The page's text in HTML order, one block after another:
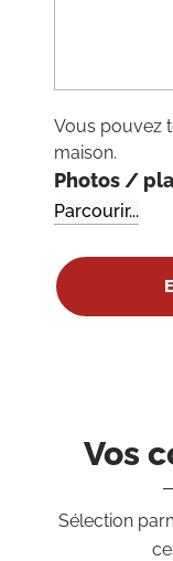
Vous pouvez
maison.
Photos /
Vos
Sélection